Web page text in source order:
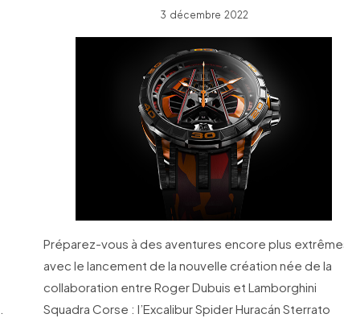
3 décembre 2022
Préparez-vous à des aventures encore plus
avec le lancement de la nouvelle création née de la
collaboration entre Roger Dubuis et Lamborghini
Squadra Corse : l’Excalibur Spider Huracán Sterrato